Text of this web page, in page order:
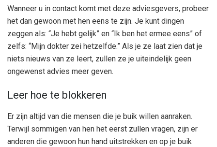
Wanneer u in contact komt met deze adviesgevers, probeer
het dan gewoon met hen eens te zijn. Je kunt dingen
zeggen als: “Je hebt gelijk” en “Ik ben het ermee eens” of
zelfs: “Mijn dokter zei hetzelfde.” Als je ze laat zien dat je
niets nieuws van ze leert, zullen ze je uiteindelijk geen
ongewenst advies meer geven.
Leer hoe te blokkeren
Er zijn altijd van die mensen die je buik willen aanraken.
Terwijl sommigen van hen het eerst zullen vragen, zijn er
anderen die gewoon hun hand uitstrekken en op je buik